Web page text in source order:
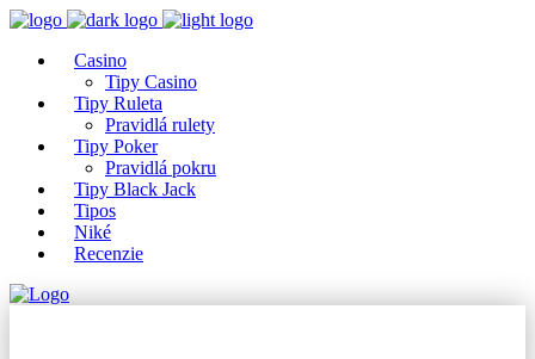
Casino
Tipy Casino
Tipy Ruleta
Pravidlá rulety
Tipy Poker
Pravidlá pokru
Tipy Black Jack
Tipos
Niké
Recenzie